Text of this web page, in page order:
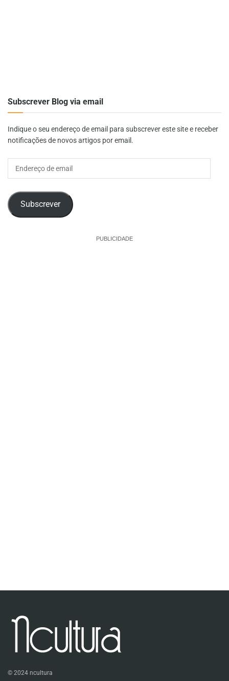
Subscrever Blog via email
Indique o seu endereço de email para subscrever este site e receber
notificações de novos artigos por email.
Subscrever
PUBLICIDADE
© 2024 ncultura